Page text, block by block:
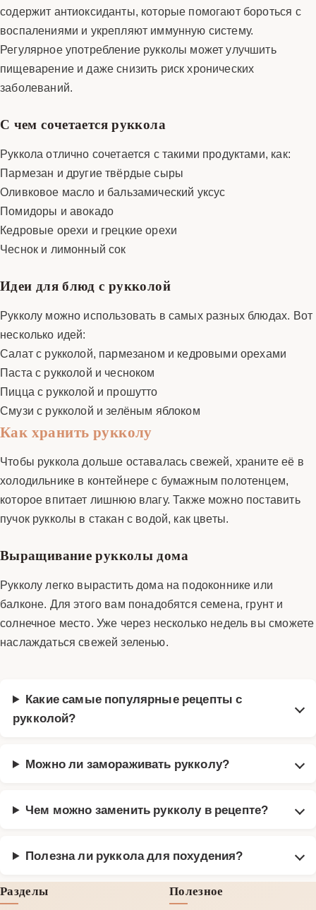
содержит антиоксиданты, которые помогают бороться с
воспалениями и укрепляют иммунную систему.
Регулярное употребление рукколы может улучшить
пищеварение и даже снизить риск хронических
заболеваний.
С чем сочетается руккола
Руккола отлично сочетается с такими продуктами, как:
Пармезан и другие твёрдые сыры
Оливковое масло и бальзамический уксус
Помидоры и авокадо
Кедровые орехи и грецкие орехи
Чеснок и лимонный сок
Идеи для блюд с рукколой
Рукколу можно использовать в самых разных блюдах. Вот
несколько идей:
Салат с рукколой, пармезаном и кедровыми орехами
Паста с рукколой и чесноком
Пицца с рукколой и прошутто
Смузи с рукколой и зелёным яблоком
Как хранить рукколу
Чтобы руккола дольше оставалась свежей, храните её в
холодильнике в контейнере с бумажным полотенцем,
которое впитает лишнюю влагу. Также можно поставить
пучок рукколы в стакан с водой, как цветы.
Выращивание рукколы дома
Рукколу легко вырастить дома на подоконнике или
балконе. Для этого вам понадобятся семена, грунт и
солнечное место. Уже через несколько недель вы сможете
наслаждаться свежей зеленью.
Какие самые популярные рецепты с
рукколой?
Можно ли замораживать рукколу?
Чем можно заменить рукколу в рецепте?
Полезна ли руккола для похудения?
Разделы Полезное